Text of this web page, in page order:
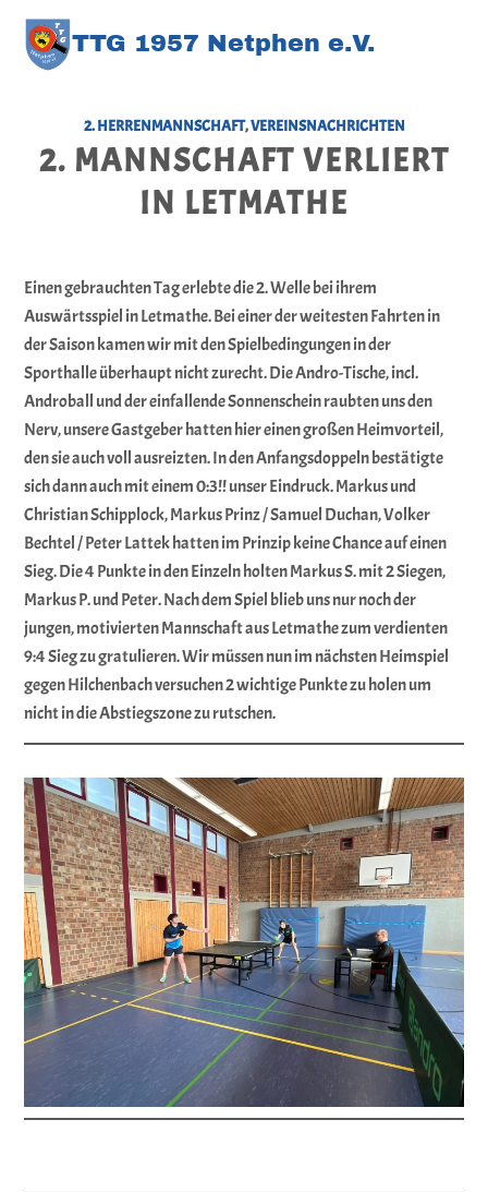
TTG 1957 Netphen e.V.
2. HERRENMANNSCHAFT,VEREINSNACHRICHTEN
2. MANNSCHAFT VERLIERT
IN LETMATHE
Einen gebrauchten Tag erlebte die 2. Welle bei ihrem
Auswärtsspiel in Letmathe. Bei einer der weitesten Fahrten in
der Saison kamen wir mit den Spielbedingungen in der
Sporthalle überhaupt nicht zurecht. Die Andro-Tische, incl.
Androball und der einfallende Sonnenschein raubten uns den
Nerv, unsere Gastgeber hatten hier einen großen Heimvorteil,
den sie auch voll ausreizten. In den Anfangsdoppeln bestätigte
sich dann auch mit einem 0:3!! unser Eindruck. Markus und
Christian Schipplock, Markus Prinz / Samuel Duchan, Volker
Bechtel / Peter Lattek hatten im Prinzip keine Chance auf einen
Sieg. Die 4 Punkte in den Einzeln holten Markus S. mit 2 Siegen,
Markus P. und Peter. Nach dem Spiel blieb uns nur noch der
jungen, motivierten Mannschaft aus Letmathe zum verdienten
9:4 Sieg zu gratulieren. Wir müssen nun im nächsten Heimspiel
gegen Hilchenbach versuchen 2 wichtige Punkte zu holen um
nicht in die Abstiegszone zu rutschen.